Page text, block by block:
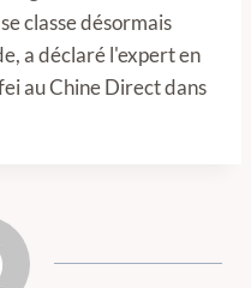
classe désormais
a déclaré l'expert en
au Chine Direct dans